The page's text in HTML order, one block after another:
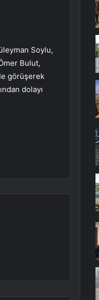
Soylu,
Bulut,
görüşerek
dolayı